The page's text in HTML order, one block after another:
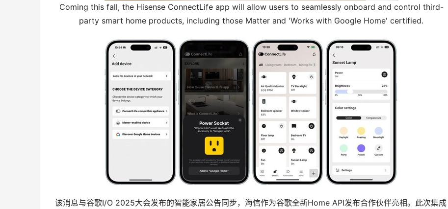
Coming this fall, the Hisense ConnectLife app will allow users to seamlessly onboard and control third-
party smart home products, including those Matter and 'Works with Google Home' certified.
该消息与谷歌I/O 2025大会发布的智能家居公告同步，海信作为谷歌全新Home API发布合作伙伴亮相。此次集成